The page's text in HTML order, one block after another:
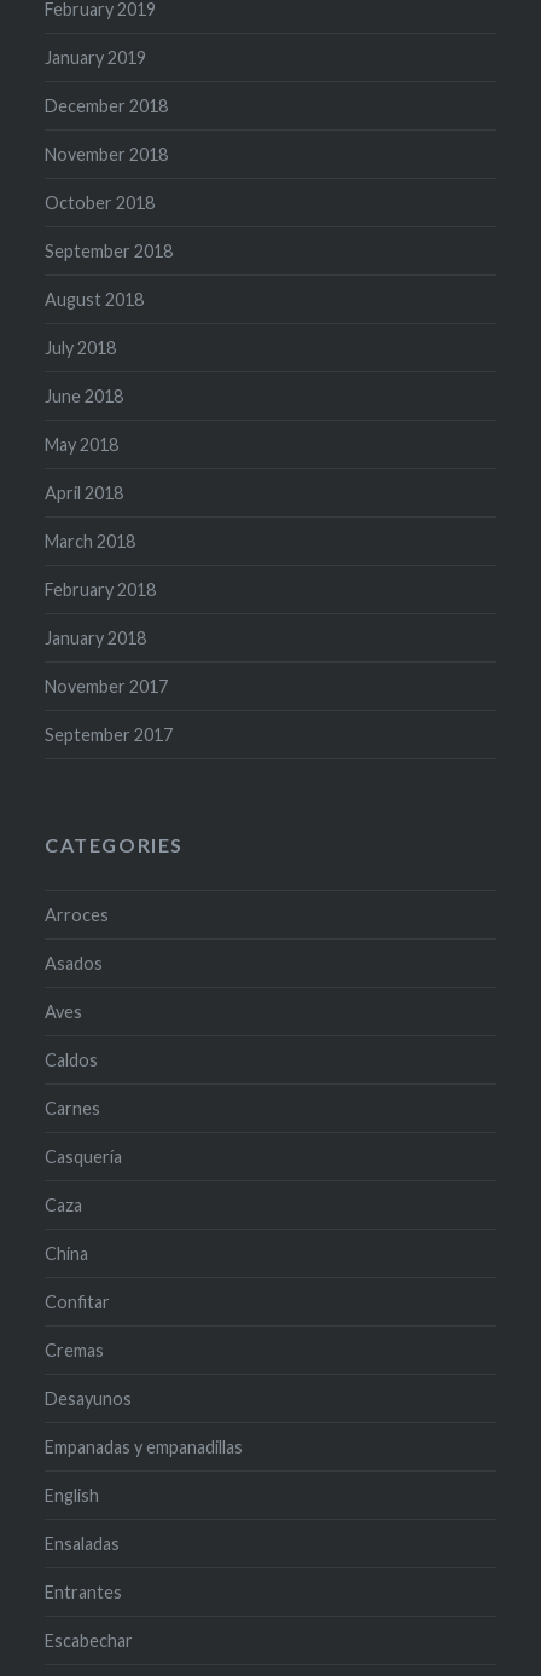
February 2019
January 2019
December 2018
November 2018
October 2018
September 2018
August 2018
July 2018
June 2018
May 2018
April 2018
March 2018
February 2018
January 2018
November 2017
September 2017
CATEGORIES
Arroces
Asados
Aves
Caldos
Carnes
Casquería
Caza
China
Confitar
Cremas
Desayunos
Empanadas y empanadillas
English
Ensaladas
Entrantes
Escabechar